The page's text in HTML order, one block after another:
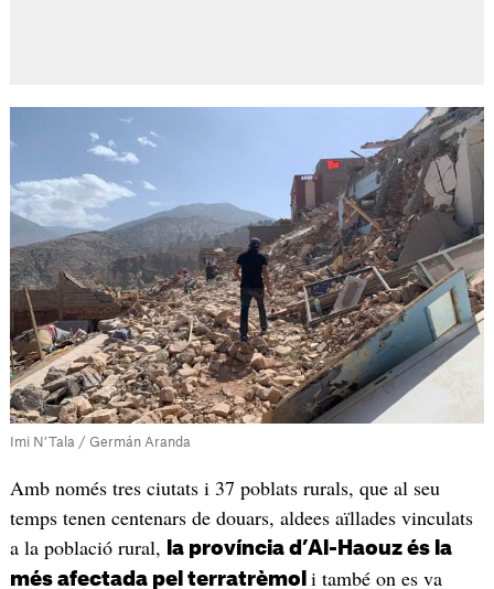
Imi N’Tala / Germán Aranda
Amb només tres ciutats i 37 poblats rurals, que al seu
temps tenen centenars de douars, aldees aïllades vinculats
a la població rural,
la província d’Al-Haouz és la
més afectada pel terratrèmol i també on es va